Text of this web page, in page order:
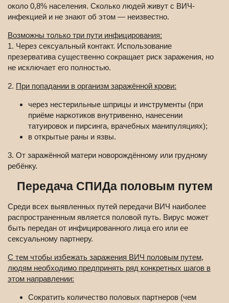
около 0,8% населения. Сколько людей живут с ВИЧ-
инфекцией и не знают об этом — неизвестно.
Возможны только три пути инфицирования:
1. Через сексуальный контакт. Использование
презерватива существенно сокращает риск заражения, но
не исключает его полностью.
2. При попадании в организм заражённой крови:
через нестерильные шприцы и инструменты (при
приёме наркотиков внутривенно, нанесении
татуировок и пирсинга, врачебных манипуляциях);
в открытые раны и язвы.
3. От заражённой матери новорождённому или грудному
ребёнку.
Передача СПИДа половым путем
Среди всех выявленных путей передачи ВИЧ наиболее
распространенным является половой путь. Вирус может
быть передан от инфицированного лица его или ее
сексуальному партнеру.
С тем чтобы избежать заражения ВИЧ половым путем,
людям необходимо предпринять ряд конкретных шагов в
этом направлении:
Сократить количество половых партнеров (чем